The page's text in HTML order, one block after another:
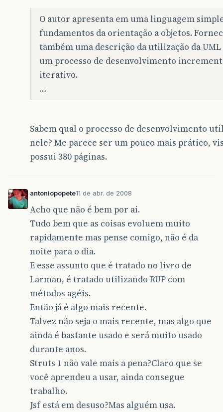
O autor apresenta em uma linguagem
fundamentos da orientação a objetos.
também uma descrição da utilização da
um processo de desenvolvimento
iterativo.
…
Sabem qual o processo de desenvolvimento
nele? Me parece ser um pouco mais prático,
possui 380 páginas.
antoniopopete11 de abr. de 2008
Acho que não é bem por ai.
Tudo bem que as coisas evoluem muito
rapidamente mas pense comigo, não é da
noite para o dia.
E esse assunto que é tratado no livro de
Larman, é tratado utilizando RUP com
métodos agéis.
Então já é algo mais recente.
Talvez não seja o mais recente, mas algo que
ainda é bastante usado e será muito usado
durante anos.
Struts 1 não vale mais a pena?Claro que se
você aprendeu a usar, ainda consegue
trabalho.
Jsf está em desuso?Mas alguém usa.